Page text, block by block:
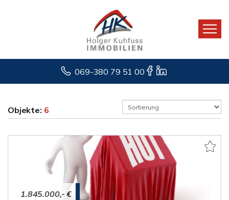
069-380 79 51 00
Objekte: 6
1.845.000,- €